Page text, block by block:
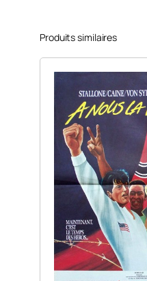
Produits similaires